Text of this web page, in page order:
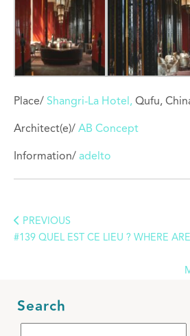
Place/ Shangri-La Hotel, Qufu,
Architect(e)/ AB Concept
Information/ adelto
PREVIOUS
#139 QUEL EST CE LIEU ? WHERE
Search